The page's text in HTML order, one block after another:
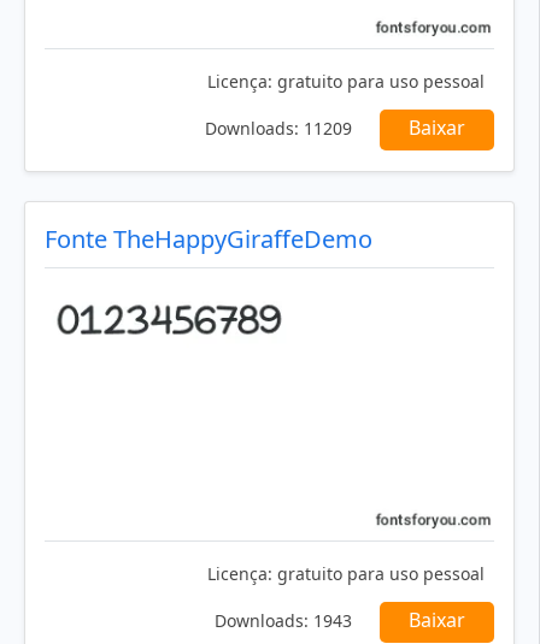
Licença: gratuito para uso pessoal
Downloads: 11209 Baixar
Fonte TheHappyGiraffeDemo
Licença: gratuito para uso pessoal
Downloads: 1943 Baixar